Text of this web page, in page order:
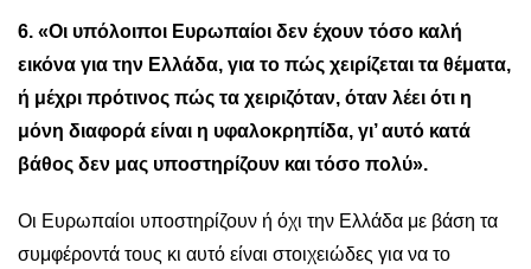
6. «Οι υπόλοιποι Ευρωπαίοι δεν έχουν τόσο καλή
εικόνα για την Ελλάδα, για το πώς χειρίζεται τα θέματα,
ή μέχρι πρότινος πώς τα χειριζόταν, όταν λέει ότι η
μόνη διαφορά είναι η υφαλοκρηπίδα, γι’ αυτό κατά
βάθος δεν μας υποστηρίζουν και τόσο πολύ».
Οι Ευρωπαίοι υποστηρίζουν ή όχι την Ελλάδα με βάση τα
συμφέροντά τους κι αυτό είναι στοιχειώδες για να το